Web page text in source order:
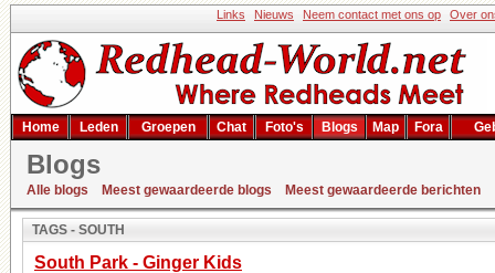
Links Nieuws Neem contact met ons op Over
Home Leden Groepen Chat Foto's Blogs Map Fora
Blogs
Alle blogs Meest gewaardeerde blogs Meest gewaardeerde berichten
Zoekresultaat
TAGS - SOUTH
South Park - Ginger Kids